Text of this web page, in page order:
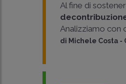
Al fine di
Analizziamo con
di Michele Costa -